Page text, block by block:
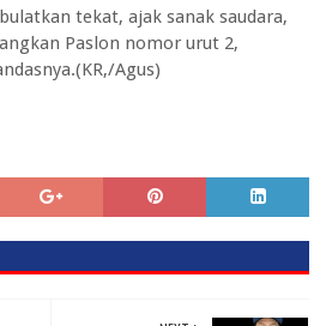
tekat, ajak sanak saudara,
Paslon nomor urut 2,
Agus)